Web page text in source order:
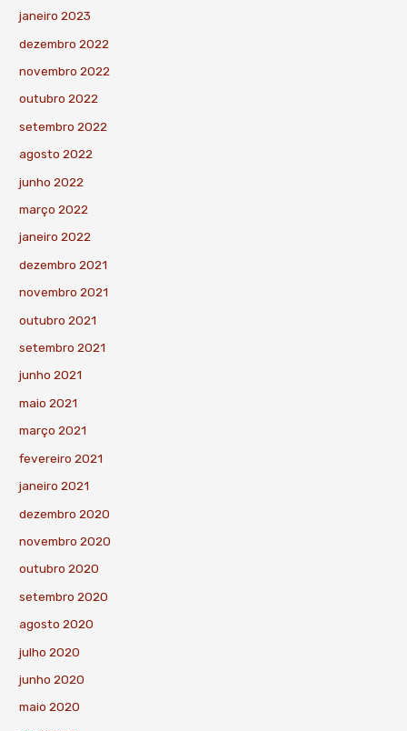
janeiro 2023
dezembro 2022
novembro 2022
outubro 2022
setembro 2022
agosto 2022
junho 2022
março 2022
janeiro 2022
dezembro 2021
novembro 2021
outubro 2021
setembro 2021
junho 2021
maio 2021
março 2021
fevereiro 2021
janeiro 2021
dezembro 2020
novembro 2020
outubro 2020
setembro 2020
agosto 2020
julho 2020
junho 2020
maio 2020